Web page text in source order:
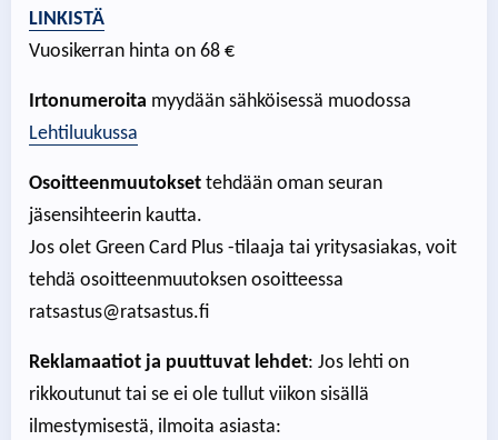
LINKISTÄ
Vuosikerran hinta on 68 €
Irtonumeroita myydään sähköisessä muodossa
Lehtiluukussa
Osoitteenmuutokset tehdään oman seuran
jäsensihteerin kautta.
Jos olet Green Card Plus -tilaaja tai yritysasiakas, voit
tehdä osoitteenmuutoksen osoitteessa
ratsastus@ratsastus.fi
Reklamaatiot ja puuttuvat lehdet: Jos lehti on
rikkoutunut tai se ei ole tullut viikon sisällä
ilmestymisestä, ilmoita asiasta: